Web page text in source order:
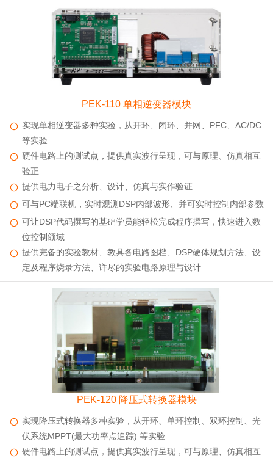
PEK-110 单相逆变器模块
实现单相逆变器多种实验，从开环、闭环、并网、PFC、AC/DC
等实验
硬件电路上的测试点，提供真实波行呈现，可与原理、仿真相互
验正
提供电力电子之分析、设计、仿真与实作验证
可与PC端联机，实时观测DSP内部波形、并可实时控制内部参数
可让DSP代码撰写的基础学员能轻松完成程序撰写，快速进入数
位控制颌域
提供完备的实验教材、教具各电路图档、DSP硬体规划方法、设
定及程序烧录方法、详尽的实验电路原理与设计
PEK-120 降压式转换器模块
实现降压式转换器多种实验，从开环、单环控制、双环控制、光
伏系统MPPT(最大功率点追踪) 等实验
硬件电路上的测试点，提供真实波行呈现，可与原理、仿真相互